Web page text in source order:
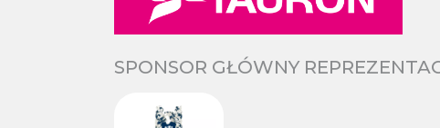
SPONSOR GŁÓWNY